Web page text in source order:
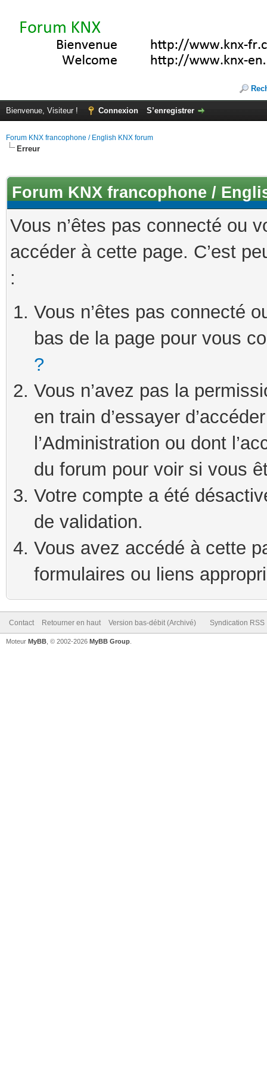
Bienvenue, Visiteur ! Connexion S’enregistrer
Forum KNX francophone / English KNX forum
Erreur
Forum KNX francophone /
Vous n’êtes pas connecté ou
accéder à cette page. C’est
:
Vous n’êtes pas connecté
bas de la page pour vous
?
Vous n’avez pas la
en train d’essayer
l’Administration ou dont
du forum pour voir si vous
Votre compte a été
de validation.
Vous avez accédé à cette
formulaires ou liens
Contact Retourner en haut Version bas-débit (Archivé) Syndication RSS
Moteur MyBB , © 2002-2026 MyBB Group